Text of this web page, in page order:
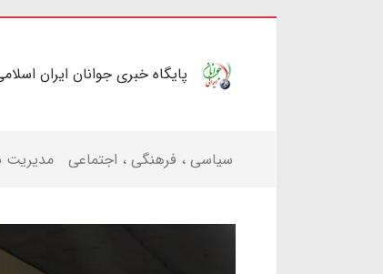
پایگاه خبری جوانان ایران
سیاسی ، فرهنگی ، اجتماعی